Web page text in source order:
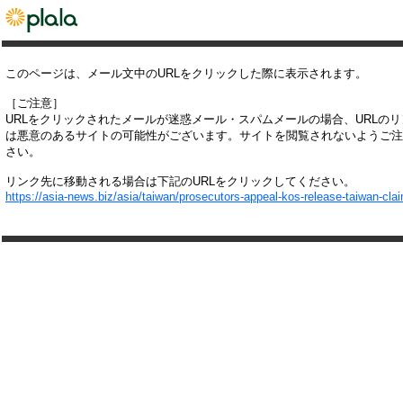
このページは、メール文中のURLをクリックした際に表示されます。
［ご注意］
URLをクリックされたメールが迷惑メール・スパムメールの場合、URLの
は悪意のあるサイトの可能性がございます。サイトを閲覧されないようご
さい。
リンク先に移動される場合は下記のURLをクリックしてください。
https://asia-news.biz/asia/taiwan/prosecutors-appeal-kos-release-taiwan-